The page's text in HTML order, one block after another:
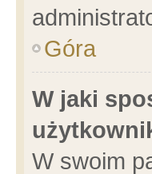
Góra
W jaki
W swoim